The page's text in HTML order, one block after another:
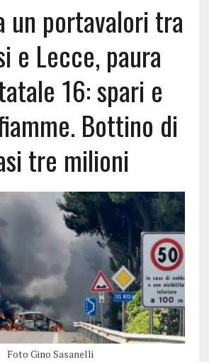
un portavalori tra
e Lecce, paura
16: spari e
Bottino di
tre milioni
Foto Gino Sasanelli